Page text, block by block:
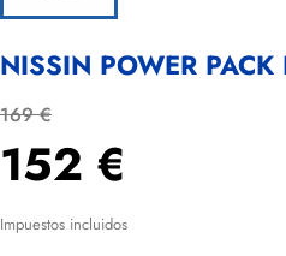
NISSIN POWER
169 €
152 €
Impuestos incluidos